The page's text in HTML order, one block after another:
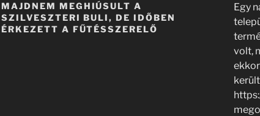
MAJDNEM MEGHIÚSULT A
SZILVESZTERI BULI, DE IDŐBEN
ÉRKEZETT A FŰTÉSSZERELŐ
Egy
volt,